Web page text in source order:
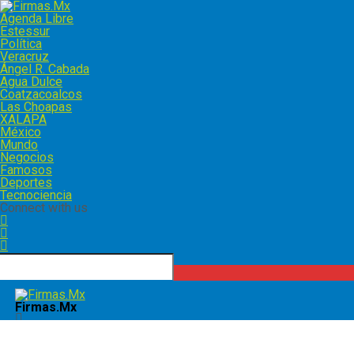
Agenda Libre
Estessur
Política
Veracruz
Ángel R. Cabada
Agua Dulce
Coatzacoalcos
Las Choapas
XALAPA
México
Mundo
Negocios
Famosos
Deportes
Tecnociencia
Connect with us
Firmas.Mx